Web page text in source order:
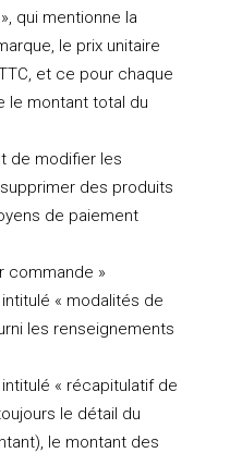
qui mentionne la
le prix unitaire
et ce pour chaque
le montant total du
de modifier les
des produits
de paiement
commande »
« modalités de
les renseignements
« récapitulatif de
le détail du
le montant des